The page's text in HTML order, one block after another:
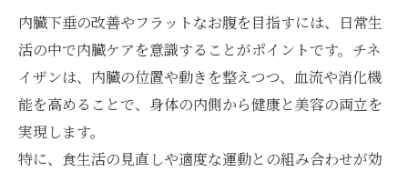
内臓下垂の改善やフラットなお腹を目指すには、日常生
活の中で内臓ケアを意識することがポイントです。チネ
イザンは、内臓の位置や動きを整えつつ、血流や消化機
能を高めることで、身体の内側から健康と美容の両立を
実現します。
特に、食生活の見直しや適度な運動との組み合わせが効